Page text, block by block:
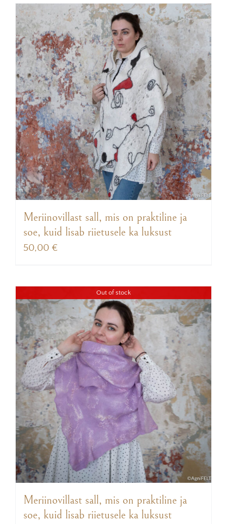
Meriinovillast sall, mis on praktiline ja
soe, kuid lisab riietusele ka luksust
50,00 €
Out of stock
Meriinovillast sall, mis on praktiline ja
soe, kuid lisab riietusele ka luksust